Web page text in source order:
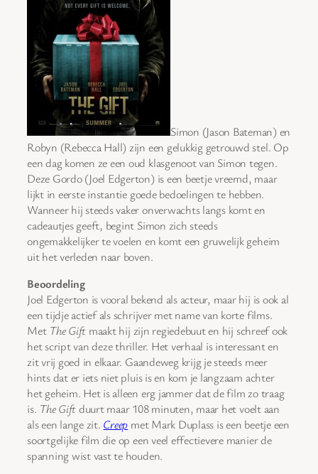
Simon (Jason Bateman) en
Robyn (Rebecca Hall) zijn een gelukkig getrouwd stel. Op
een dag komen ze een oud klasgenoot van Simon tegen.
Deze Gordo (Joel Edgerton) is een beetje vreemd, maar
lijkt in eerste instantie goede bedoelingen te hebben.
Wanneer hij steeds vaker onverwachts langs komt en
cadeautjes geeft, begint Simon zich steeds
ongemakkelijker te voelen en komt een gruwelijk geheim
uit het verleden naar boven.
Beoordeling
Joel Edgerton is vooral bekend als acteur, maar hij is ook al
een tijdje actief als schrijver met name van korte films.
Met The Gift maakt hij zijn regiedebuut en hij schreef ook
het script van deze thriller. Het verhaal is interessant en
zit vrij goed in elkaar. Gaandeweg krijg je steeds meer
hints dat er iets niet pluis is en kom je langzaam achter
het geheim. Het is alleen erg jammer dat de film zo traag
is. The Giftduurt maar 108 minuten, maar het voelt aan
als een lange zit. Creep met Mark Duplass is een beetje een
soortgelijke film die op een veel effectievere manier de
spanning wist vast te houden.